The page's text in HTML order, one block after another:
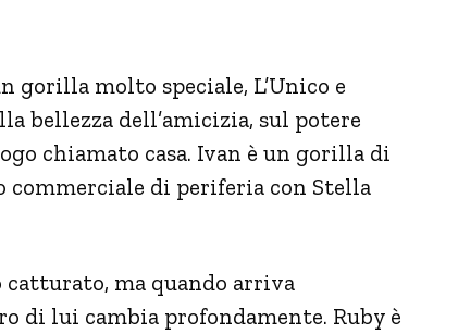
gorilla molto speciale, L’Unico e
bellezza dell’amicizia, sul potere
chiamato casa. Ivan è un gorilla di
commerciale di periferia con Stella
ma quando arriva
di lui cambia profondamente. Ruby è